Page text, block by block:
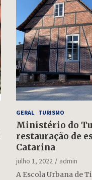
GERAL TURISMO
Ministério do
restauração de
Catarina
julho 1, 2022
admin
A Escola Urbana de